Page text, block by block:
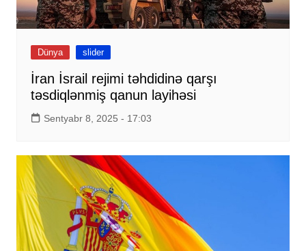
Dünya slider
İran İsrail rejimi təhdidinə qarşı
təsdiqlənmiş qanun layihəsi
Sentyabr 8, 2025 - 17:03